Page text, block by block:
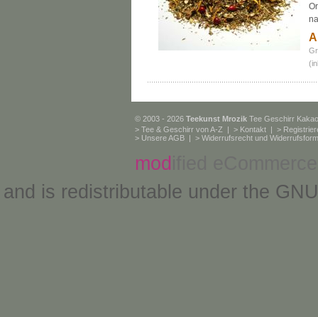
© 2003 - 2026 Teekunst Mrozik Tee Geschirr
> Tee & Geschirr von A-Z | > Kontakt | >
> Unsere AGB | > Widerrufsrecht und
mod
and is redistributable under the